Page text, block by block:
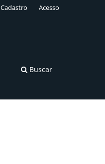
Buscar
Cadastro Acesso